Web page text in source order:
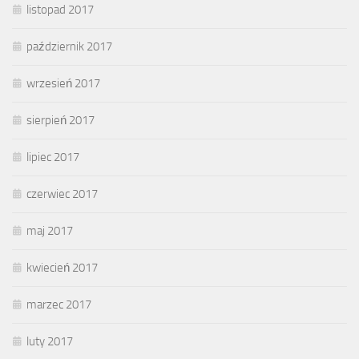
listopad 2017
październik 2017
wrzesień 2017
sierpień 2017
lipiec 2017
czerwiec 2017
maj 2017
kwiecień 2017
marzec 2017
luty 2017